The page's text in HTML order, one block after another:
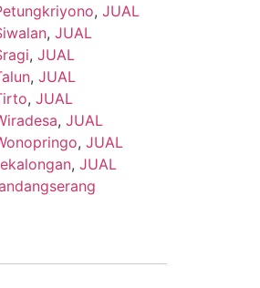
, JUAL
, JUAL
, JUAL
, JUAL
, JUAL
, JUAL
, JUAL
, JUAL